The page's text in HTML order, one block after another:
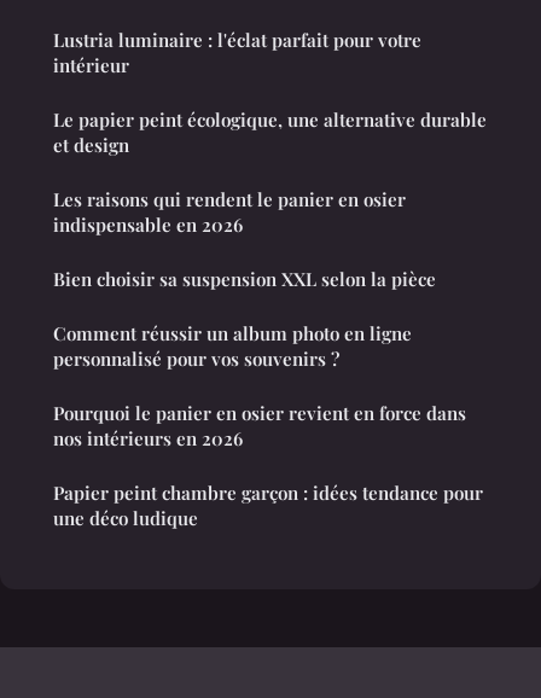
Lustria luminaire : l'éclat parfait pour votre
intérieur
Le papier peint écologique, une alternative durable
et design
Les raisons qui rendent le panier en osier
indispensable en 2026
Bien choisir sa suspension XXL selon la pièce
Comment réussir un album photo en ligne
personnalisé pour vos souvenirs ?
Pourquoi le panier en osier revient en force dans
nos intérieurs en 2026
Papier peint chambre garçon : idées tendance pour
une déco ludique